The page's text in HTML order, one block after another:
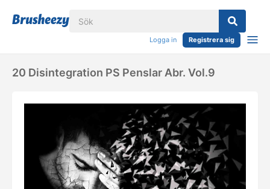
Logga in Registrera sig
20 Disintegration PS Penslar Abr. Vol.9